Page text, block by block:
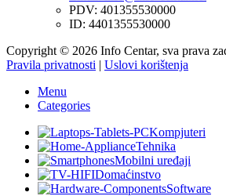
PDV: 401355530000
ID: 4401355530000
Copyright © 2026 Info Centar, sva prava
Pravila privatnosti | Uslovi korištenja
Menu
Categories
Kompjuteri
Tehnika
Mobilni uređaji
Domaćinstvo
Software